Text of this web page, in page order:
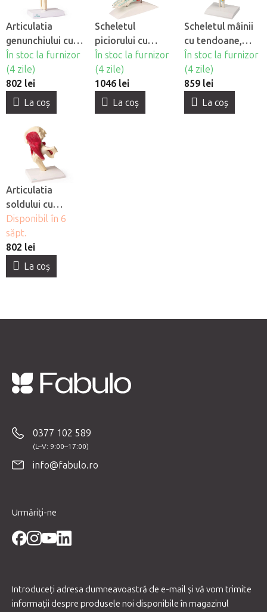
Articulatia
genunchiului cu
muschi
În stoc la furnizor
(4 zile)
802 lei
La coş
Scheletul
piciorului cu
ligamente
În stoc la furnizor
(4 zile)
1046 lei
La coş
Scheletul mâinii
cu tendoane,
nervi si tunel
carpian
În stoc la furnizor
(4 zile)
859 lei
La coş
Articulatia
soldului cu
muschi
Disponibil în 6
săpt.
802 lei
La coş
0377 102 589
info@fabulo.ro
Urmăriți-ne
Introduceţi adresa dumneavoastră de e-mail şi vă vom trimite
informaţii despre produsele noi disponibile în magazinul